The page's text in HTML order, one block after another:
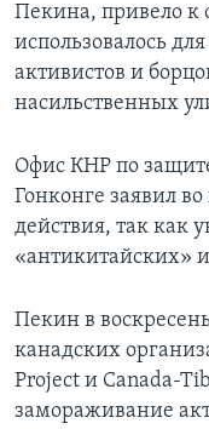
Пекина, привело
использовалось
активистов и
насильственных
Офис КНР по
Гонконге заявил
действия, так как
«антикитайских»
Пекин в
канадских
Project и Canada-
замораживание